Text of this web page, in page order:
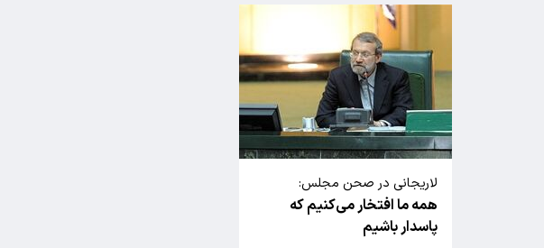
لاریجانی در صحن مجلس:
همه ما افتخار می‌کنیم که
پاسدار باشیم